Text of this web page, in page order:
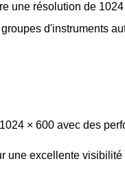
une résolution de
d'instruments
× 600 avec des
une excellente